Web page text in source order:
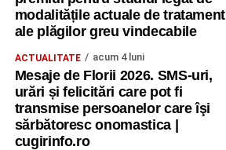
modalitățile actuale de tratament
ale plăgilor greu vindecabile
ACTUALITATE acum 4 luni
Mesaje de Florii 2026. SMS-uri,
urări și felicitări care pot fi
transmise persoanelor care îşi
sărbătoresc onomastica |
cugirinfo.ro